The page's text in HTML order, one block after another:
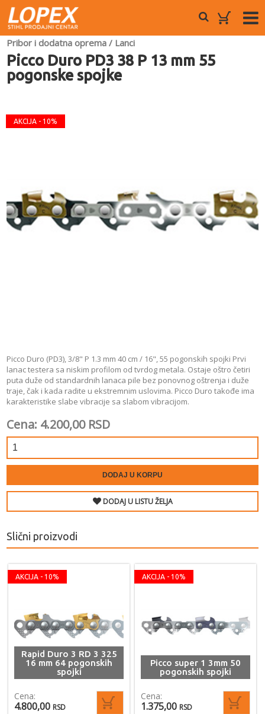
Pribor i dodatna oprema / Lanci
Picco Duro PD3 38 P 13 mm 55
pogonske spojke
AKCIJA - 10%
Picco Duro (PD3), 3/8" P 1.3 mm 40 cm / 16", 55 pogonskih spojki Prvi
lanac testera sa niskim profilom od tvrdog metala. Ostaje oštro četiri
puta duže od standardnih lanaca pile bez ponovnog oštrenja i duže
traje, čak i kada radite u ekstremnim uslovima. Picco Duro takođe ima
karakteristike slabe vibracije sa slabom vibracijom.
Cena: 4.200,00 RSD
DODAJ U KORPU
DODAJ U LISTU ŽELJA
Slični proizvodi
AKCIJA - 10%
Rapid Duro 3 RD 3 325
16 mm 64 pogonskih
spojki
Cena:
4.800,00 RSD
AKCIJA - 10%
Picco super 1 3mm 50
pogonskih spojki
Cena:
1.375,00 RSD